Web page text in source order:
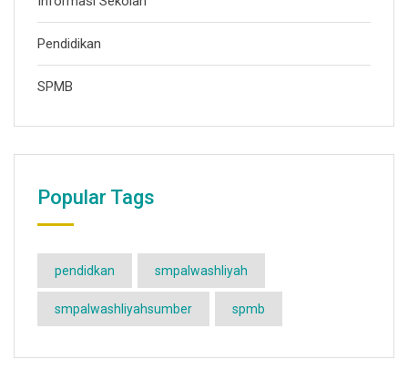
Pendidikan
SPMB
Popular Tags
pendidkan smpalwashliyah
smpalwashliyahsumber spmb